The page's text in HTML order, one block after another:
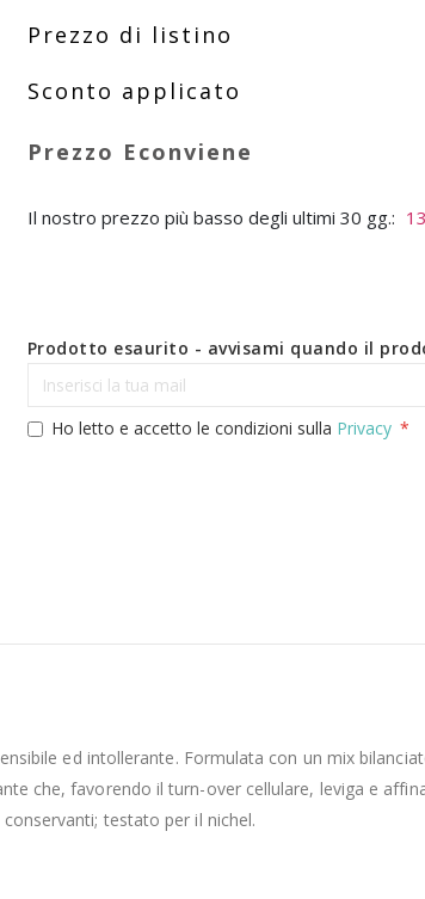
Il nostro prezzo più basso degli ultimi 30 gg.:
Prodotto esaurito - avvisami quando il
Ho letto e accetto le condizioni sulla Privacy
ed intollerante. Formulata con un mix
che, favorendo il turn-over cellulare, leviga e
testato per il nichel.